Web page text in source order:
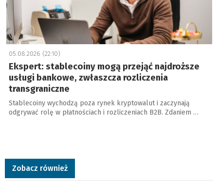
05.08.2026 (22:10)
Ekspert: stablecoiny mogą przejąć najdroższe
usługi bankowe, zwłaszcza rozliczenia
transgraniczne
Stablecoiny wychodzą poza rynek kryptowalut i zaczynają
odgrywać rolę w płatnościach i rozliczeniach B2B. Zdaniem …
Zobacz również